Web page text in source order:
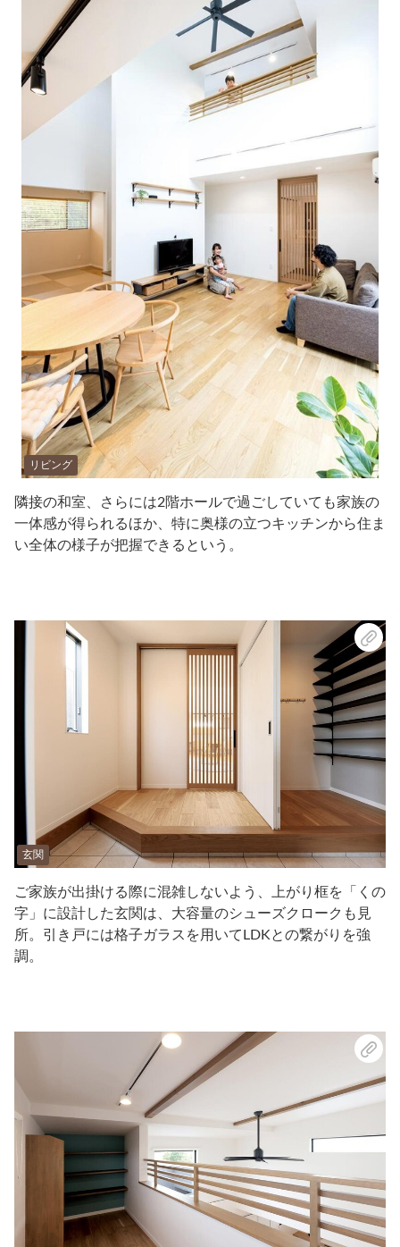
リビング
隣接の和室、さらには2階ホールで過ごしていても家族の
一体感が得られるほか、特に奥様の立つキッチンから住ま
い全体の様子が把握できるという。
玄関
ご家族が出掛ける際に混雑しないよう、上がり框を「くの
字」に設計した玄関は、大容量のシューズクロークも見
所。引き戸には格子ガラスを用いてLDKとの繋がりを強
調。